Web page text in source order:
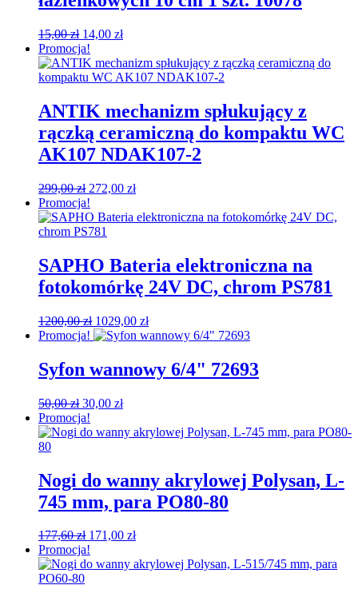
15,00zł Pierwotna
cena
wynosiła:
15,00 zł.
14,00 złAktualna
wynosi:
14,00 zł.
Promocja!
ANTIK mechanizm spłukujący z
rączką ceramiczną do kompaktu WC
AK107 NDAK107-2
299,00zł Pierwotna
cena
wynosiła:
299,00 zł.
272,00 złAktualna
wynosi:
Promocja!
SAPHO Bateria elektroniczna na
fotokomórkę 24V DC, chrom PS781
1200,00zł Pierwotna
cena
1029,00 złAktualna
cena
1029,00 zł.
Promocja!
Syfon wannowy 6/4" 72693
50,00zł Pierwotna
cena
wynosiła:
30,00 złAktualna
wynosi:
Promocja!
Nogi do wanny akrylowej Polysan, L-
745 mm, para PO80-80
177,60zł Pierwotna
cena
wynosiła:
171,00 złAktualna
wynosi:
Promocja!